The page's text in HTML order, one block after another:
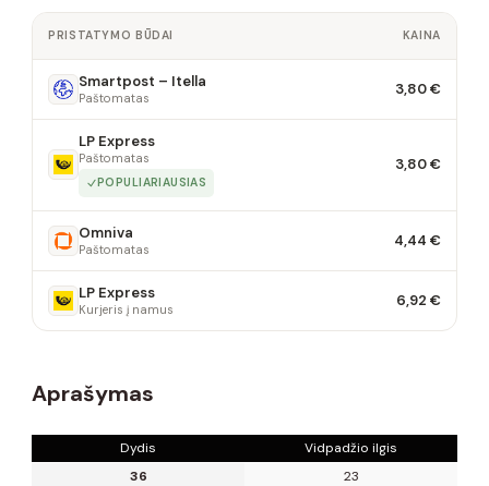
PRISTATYMO BŪDAI KAINA
Smartpost – Itella
Paštomatas 3,80 €
LP Express
Paštomatas
POPULIARIAUSIAS
3,80 €
Omniva
Paštomatas 4,44 €
LP Express
Kurjeris į namus 6,92 €
Aprašymas
Dydis
Vidpadžio ilgis
36
23